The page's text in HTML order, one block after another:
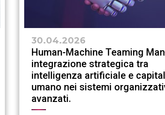
30.04.2026
Human-Machine Teaming
integrazione strategica tra
intelligenza artificiale e
umano nei sistemi
avanzati.